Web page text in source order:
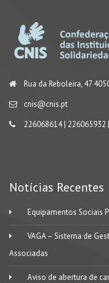
Rua da Reboleira, 47
cnis@cnis.pt
226068614 | 226065932
Notícias Recentes
Equipamentos Sociais
VAGA – Sistema de
Associadas
Aviso de abertura de